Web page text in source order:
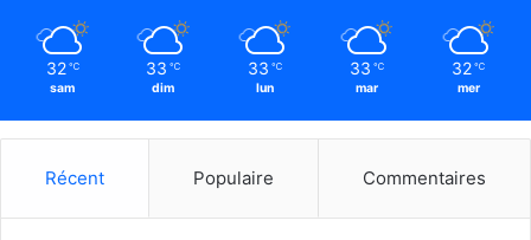
32 ℃
sam
33 ℃
dim
33 ℃
lun
33 ℃
mar
32 ℃
mer
Récent Populaire Commentaires